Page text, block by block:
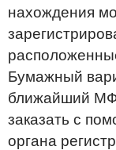
нахождения
Бумажный
ближайший
заказать с
органа